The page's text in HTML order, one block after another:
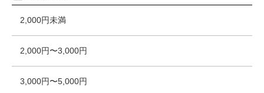
2,000円未満
2,000円〜3,000円
3,000円〜5,000円